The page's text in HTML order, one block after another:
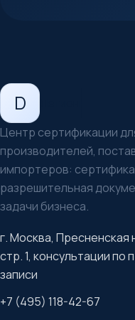
D
Центр сертификации
производителей,
импортеров:
разрешительная
задачи бизнеса.
г. Москва, Пресненская
стр. 1, консультации по
записи
+7 (495) 118-42-67